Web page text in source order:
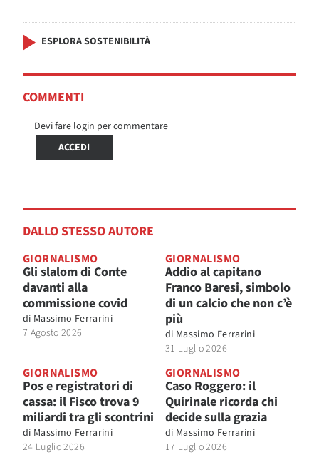
ESPLORA SOSTENIBILITÀ
COMMENTI
Devi fare login per commentare
ACCEDI
DALLO STESSO AUTORE
GIORNALISMO
Gli slalom di Conte
davanti alla
commissione covid
di Massimo Ferrarini
7 Agosto 2026
GIORNALISMO
Addio al capitano
Franco Baresi, simbolo
di un calcio che non c’è
più
di Massimo Ferrarini
31 Luglio 2026
GIORNALISMO
Pos e registratori di
cassa: il Fisco trova 9
miliardi tra gli scontrini
di Massimo Ferrarini
24 Luglio 2026
GIORNALISMO
Caso Roggero: il
Quirinale ricorda chi
decide sulla grazia
di Massimo Ferrarini
17 Luglio 2026